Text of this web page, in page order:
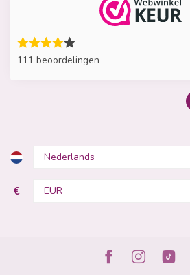
111 beoordelingen
€